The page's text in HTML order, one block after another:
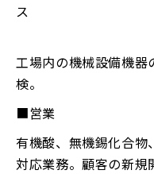
工場内の機械設備機
検。
■営業
有機酸、無機錫化合
対応業務。顧客の新規